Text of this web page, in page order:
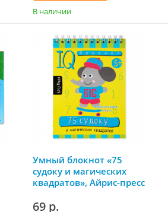
В наличии
Умный блокнот «75
судоку и магических
квадратов», Айрис-пресс
69 р.